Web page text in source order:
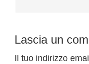
Lascia un
Il tuo indirizzo